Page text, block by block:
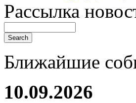
Рассылка
Ближайшие
10.09.2026